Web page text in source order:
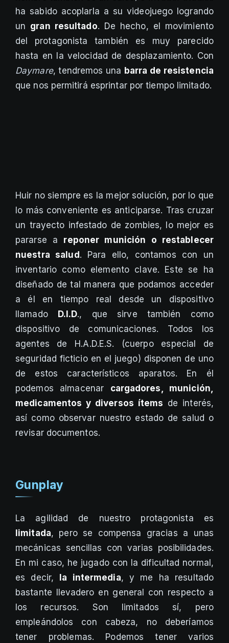
ha sabido acoplarla a su videojuego logrando
un gran resultado. De hecho, el movimiento
del protagonista también es muy parecido
hasta en la velocidad de desplazamiento. Con
Daymare, tendremos una barra de resistencia
que nos permitirá esprintar por tiempo limitado.
Huir no siempre es la mejor solución, por lo que
lo más conveniente es anticiparse. Tras cruzar
un trayecto infestado de zombies, lo mejor es
pararse a reponer munición o restablecer
nuestra salud. Para ello, contamos con un
inventario como elemento clave. Este se ha
diseñado de tal manera que podamos acceder
a él en tiempo real desde un dispositivo
llamado D.I.D., que sirve también como
dispositivo de comunicaciones. Todos los
agentes de H.A.D.E.S. (cuerpo especial de
seguridad ficticio en el juego) disponen de uno
de estos característicos aparatos. En él
podemos almacenar cargadores, munición,
medicamentos y diversos ítems de interés,
así como observar nuestro estado de salud o
revisar documentos.
Gunplay
La agilidad de nuestro protagonista es
limitada, pero se compensa gracias a unas
mecánicas sencillas con varias posibilidades.
En mi caso, he jugado con la dificultad normal,
es decir,
la intermedia, y me ha resultado
bastante llevadero en general con respecto a
los recursos. Son limitados sí, pero
empleándolos con cabeza, no deberíamos
tener problemas. Podemos tener varios